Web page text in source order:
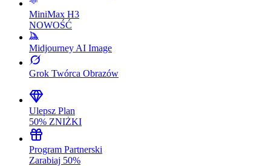
MiniMax H3
NOWOŚĆ
Midjourney AI Image
Grok Twórca Obrazów
Ulepsz Plan
50% ZNIŻKI
Program Partnerski
Zarabiaj 50%